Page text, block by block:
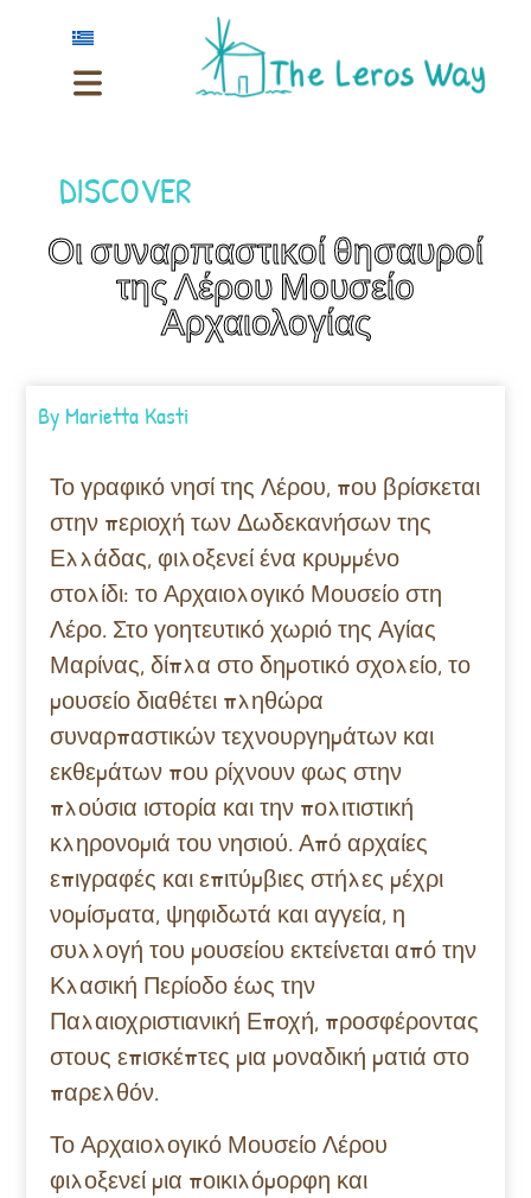
DISCOVER
Οι συναρπαστικοί θησαυροί
της Λέρου Μουσείο
Αρχαιολογίας
By Marietta Kasti
Το γραφικό νησί της Λέρου, που βρίσκεται
στην περιοχή των Δωδεκανήσων της
Ελλάδας, φιλοξενεί ένα κρυμμένο
στολίδι: το Αρχαιολογικό Μουσείο στη
Λέρο. Στο γοητευτικό χωριό της Αγίας
Μαρίνας, δίπλα στο δημοτικό σχολείο, το
μουσείο διαθέτει πληθώρα
συναρπαστικών τεχνουργημάτων και
εκθεμάτων που ρίχνουν φως στην
πλούσια ιστορία και την πολιτιστική
κληρονομιά του νησιού. Από αρχαίες
επιγραφές και επιτύμβιες στήλες μέχρι
νομίσματα, ψηφιδωτά και αγγεία, η
συλλογή του μουσείου εκτείνεται από την
Κλασική Περίοδο έως την
Παλαιοχριστιανική Εποχή, προσφέροντας
στους επισκέπτες μια μοναδική ματιά στο
παρελθόν.
Το Αρχαιολογικό Μουσείο Λέρου
φιλοξενεί μια ποικιλόμορφη και